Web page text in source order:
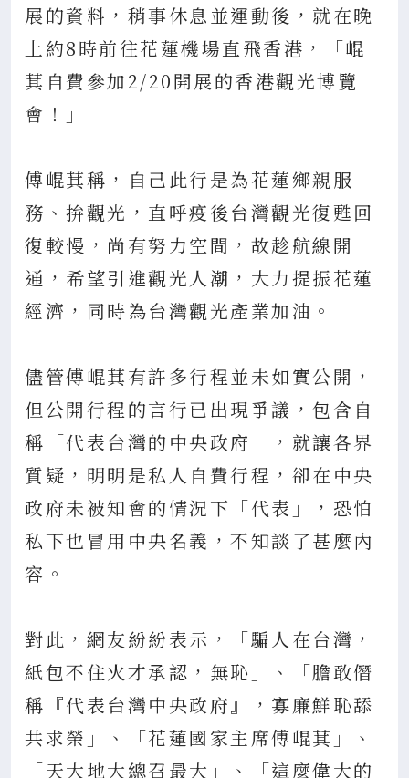
展的資料，稍事休息並運動後，就在晚
上約8時前往花蓮機場直飛香港，「崐
萁自費參加2/20開展的香港觀光博覽
會！」
傅崐萁稱，自己此行是為花蓮鄉親服
務、拚觀光，直呼疫後台灣觀光復甦回
復較慢，尚有努力空間，故趁航線開
通，希望引進觀光人潮，大力提振花蓮
經濟，同時為台灣觀光產業加油。
儘管傅崐萁有許多行程並未如實公開，
但公開行程的言行已出現爭議，包含自
稱「代表台灣的中央政府」，就讓各界
質疑，明明是私人自費行程，卻在中央
政府未被知會的情況下「代表」，恐怕
私下也冒用中央名義，不知談了甚麼內
容。
對此，網友紛紛表示，「騙人在台灣，
紙包不住火才承認，無恥」、「膽敢僭
稱『代表台灣中央政府』，寡廉鮮恥舔
共求榮」、「花蓮國家主席傅崐萁」、
「天大地大總召最大」、「這麼偉大的